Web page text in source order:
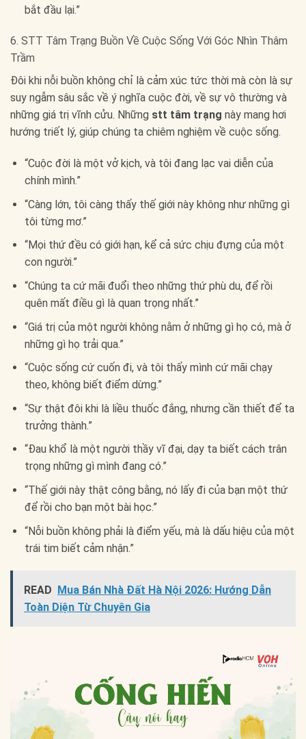
bắt đầu lại.”
6. STT Tâm Trạng Buồn Về Cuộc Sống Với Góc Nhìn Thâm
Trầm
Đôi khi nỗi buồn không chỉ là cảm xúc tức thời mà còn là sự
suy ngẫm sâu sắc về ý nghĩa cuộc đời, về sự vô thường và
những giá trị vĩnh cửu. Những stt tâm trạng này mang hơi
hướng triết lý, giúp chúng ta chiêm nghiệm về cuộc sống.
“Cuộc đời là một vở kịch, và tôi đang lạc vai diễn của
chính mình.”
“Càng lớn, tôi càng thấy thế giới này không như những gì
tôi từng mơ.”
“Mọi thứ đều có giới hạn, kể cả sức chịu đựng của một
con người.”
“Chúng ta cứ mãi đuổi theo những thứ phù du, để rồi
quên mất điều gì là quan trọng nhất.”
“Giá trị của một người không nằm ở những gì họ có, mà ở
những gì họ trải qua.”
“Cuộc sống cứ cuốn đi, và tôi thấy mình cứ mãi chạy
theo, không biết điểm dừng.”
“Sự thật đôi khi là liều thuốc đắng, nhưng cần thiết để ta
trưởng thành.”
“Đau khổ là một người thầy vĩ đại, dạy ta biết cách trân
trọng những gì mình đang có.”
“Thế giới này thật công bằng, nó lấy đi của bạn một thứ
để rồi cho bạn một bài học.”
“Nỗi buồn không phải là điểm yếu, mà là dấu hiệu của một
trái tim biết cảm nhận.”
READ
Mua Bán Nhà Đất Hà Nội 2026: Hướng Dẫn
Toàn Diện Từ Chuyên Gia